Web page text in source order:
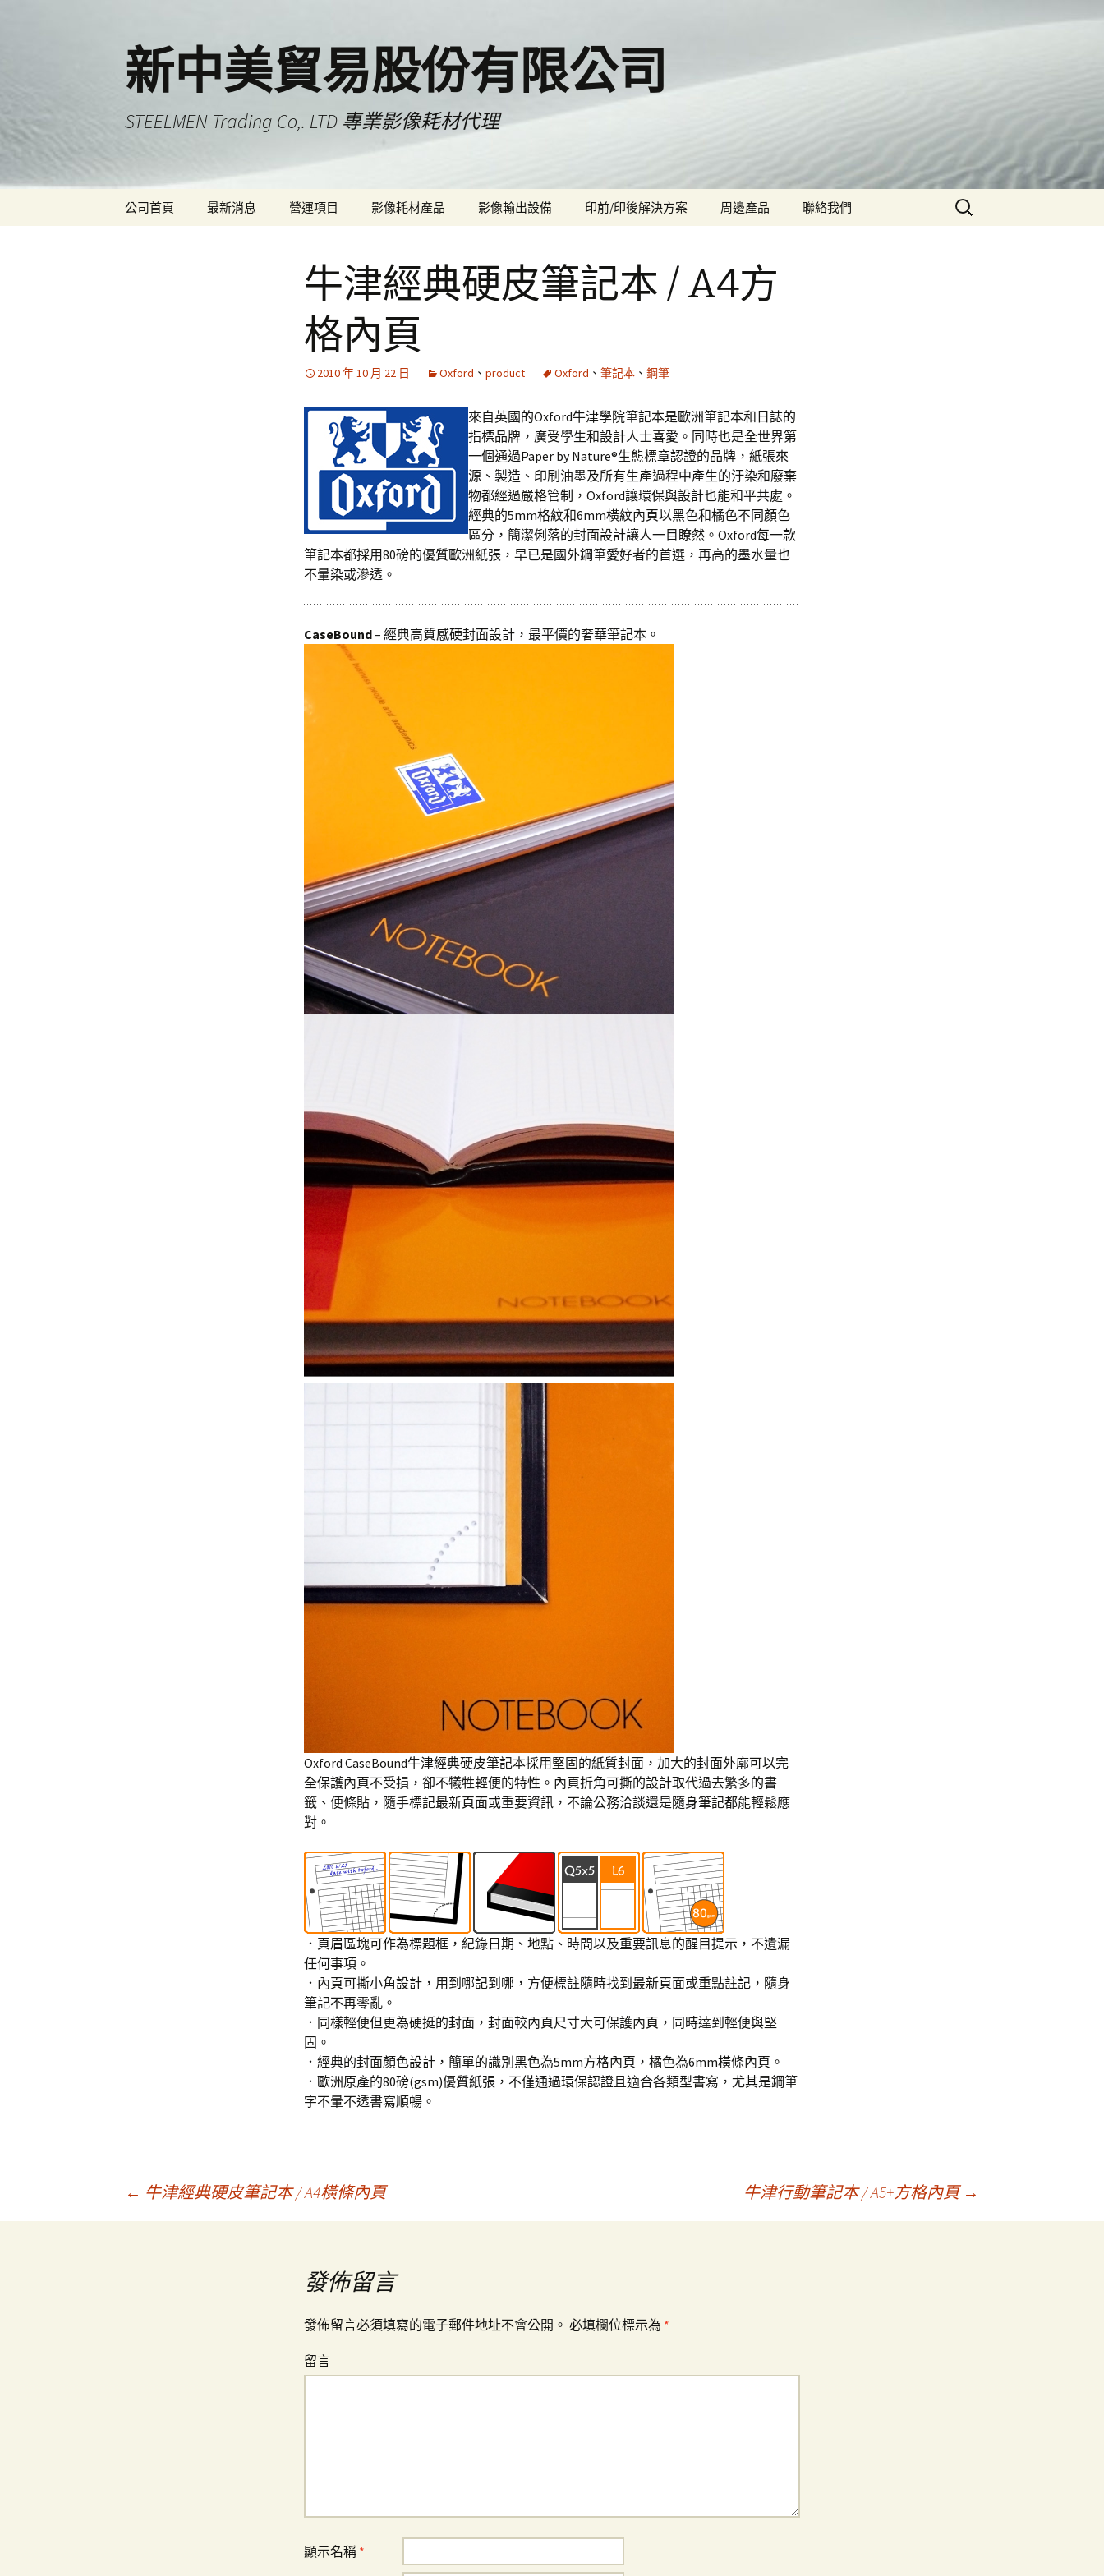
新中美貿易股份有限公司
STEELMEN Trading Co,. LTD 專業影像耗材代理
公司首頁 最新消息 營運項目 影像耗材產品
SharpDiamond乾式噴墨
專用沖印相紙
ChromaLuxe 高清鋁板畫
Premium HD metal print
Canson
Infinity（Arches） 康頌
Innova Art 無酸噴墨材料
PiezoGraphy K7 黑白專
用墨水
Breathing Color 無酸噴
墨藝術紙
影像輸出設備
Fujifilm DX100 乾式噴墨
噴位沖印機
印前/印後解決方案
KALA 護膜機/裁切機
周邊產品 聯絡我們
搜
牛津經典硬皮筆記本 / A4方
格內頁
2010 年 10 月 22 日 Oxford 、 product Oxford 、 筆記本 、 鋼筆
來自英國的Oxford牛津學院筆記本是歐洲筆記本和日誌的
指標品牌，廣受學生和設計人士喜愛。同時也是全世界第
一個通過Paper by Nature®生態標章認證的品牌，紙張來
源、製造、印刷油墨及所有生產過程中產生的汙染和廢棄
物都經過嚴格管制，Oxford讓環保與設計也能和平共處。
經典的5mm格紋和6mm橫紋內頁以黑色和橘色不同顏色
區分，簡潔俐落的封面設計讓人一目瞭然。Oxford每一款
筆記本都採用80磅的優質歐洲紙張，早已是國外鋼筆愛好者的首選，再高的墨水量也
不暈染或滲透。
CaseBound– 經典高質感硬封面設計，最平價的奢華筆記本。
Oxford CaseBound牛津經典硬皮筆記本採用堅固的紙質封面，加大的封面外廓可以完
全保護內頁不受損，卻不犧牲輕便的特性。內頁折角可撕的設計取代過去繁多的書
籤、便條貼，隨手標記最新頁面或重要資訊，不論公務洽談還是隨身筆記都能輕鬆應
對。
．頁眉區塊可作為標題框，紀錄日期、地點、時間以及重要訊息的醒目提示，不遺漏
任何事項。
．內頁可撕小角設計，用到哪記到哪，方便標註隨時找到最新頁面或重點註記，隨身
筆記不再零亂。
．同樣輕便但更為硬挺的封面，封面較內頁尺寸大可保護內頁，同時達到輕便與堅
固。
．經典的封面顏色設計，簡單的識別黑色為5mm方格內頁，橘色為6mm橫條內頁。
．歐洲原產的80磅(gsm)優質紙張，不僅通過環保認證且適合各類型書寫，尤其是鋼筆
字不暈不透書寫順暢。
文
← 牛津經典硬皮筆記本 / A4橫條內頁 牛津行動筆記本 / A5+方格內頁 →
發佈留言
發佈留言必須填寫的電子郵件地址不會公開。 必填欄位標示為 *
留言
顯示名稱 *